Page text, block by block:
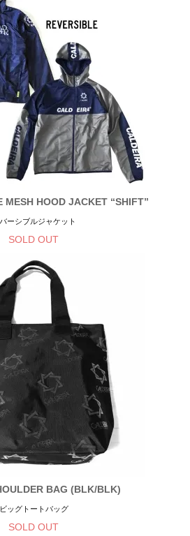
MESH HOOD JACKET “SHIFT”
ーシブルジャケット
SOLD OUT
BAG (BLK/BLK)
ビッグトートバッグ
SOLD OUT